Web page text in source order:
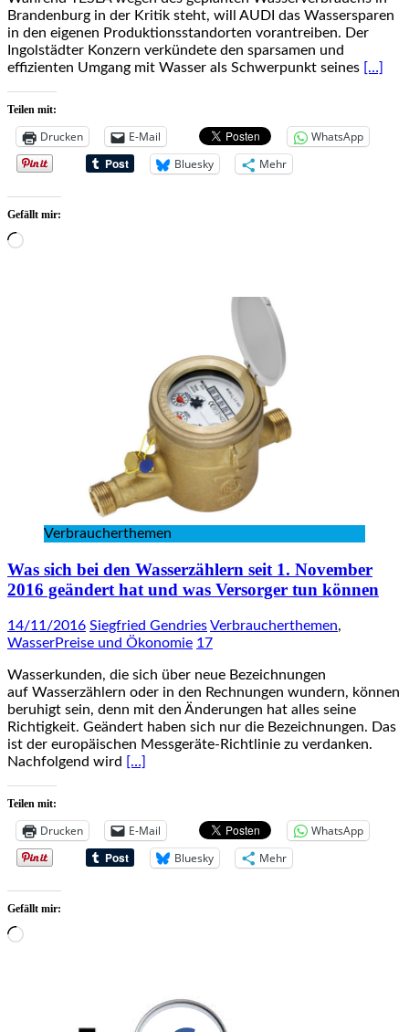
Brandenburg in der Kritik steht, will AUDI das Wassersparen
in den eigenen Produktionsstandorten vorantreiben. Der
Ingolstädter Konzern verkündete den sparsamen und
effizienten Umgang mit Wasser als Schwerpunkt seines […]
Teilen mit:
Drucken E-Mail
WhatsApp
Bluesky
Mehr
Gefällt mir:
Wird
Verbraucherthemen
Was sich bei den Wasserzählern seit 1. November
2016 geändert hat und was Versorger tun können
14/11/2016 Siegfried GendriesVerbraucherthemen,
WasserPreise und Ökonomie 17
Wasserkunden, die sich über neue Bezeichnungen
auf Wasserzählern oder in den Rechnungen wundern, können
beruhigt sein, denn mit den Änderungen hat alles seine
Richtigkeit. Geändert haben sich nur die Bezeichnungen. Das
ist der europäischen Messgeräte-Richtlinie zu verdanken.
Nachfolgend wird […]
Teilen mit:
Drucken E-Mail
WhatsApp
Bluesky
Mehr
Gefällt mir:
Wird